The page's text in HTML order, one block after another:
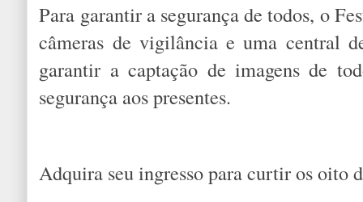
Para garantir a segurança de todos, o
câmeras de vigilância e uma central
garantir a captação de imagens de
segurança aos presentes.
Adquira seu ingresso para curtir os oito